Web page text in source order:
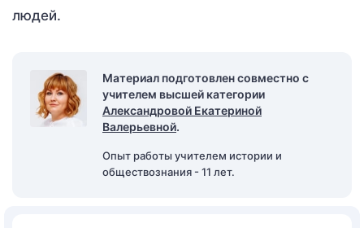
людей.
Материал подготовлен совместно с
учителем высшей категории
Александровой Екатериной
Валерьевной.
Опыт работы учителем истории и
обществознания - 11 лет.